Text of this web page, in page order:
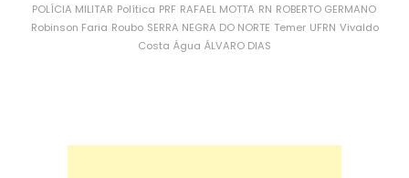
POLÍCIA MILITAR Política PRF RAFAEL MOTTA RN ROBERTO GERMANO
Robinson Faria Roubo SERRA NEGRA DO NORTE Temer UFRN Vivaldo
Costa Água ÁLVARO DIAS